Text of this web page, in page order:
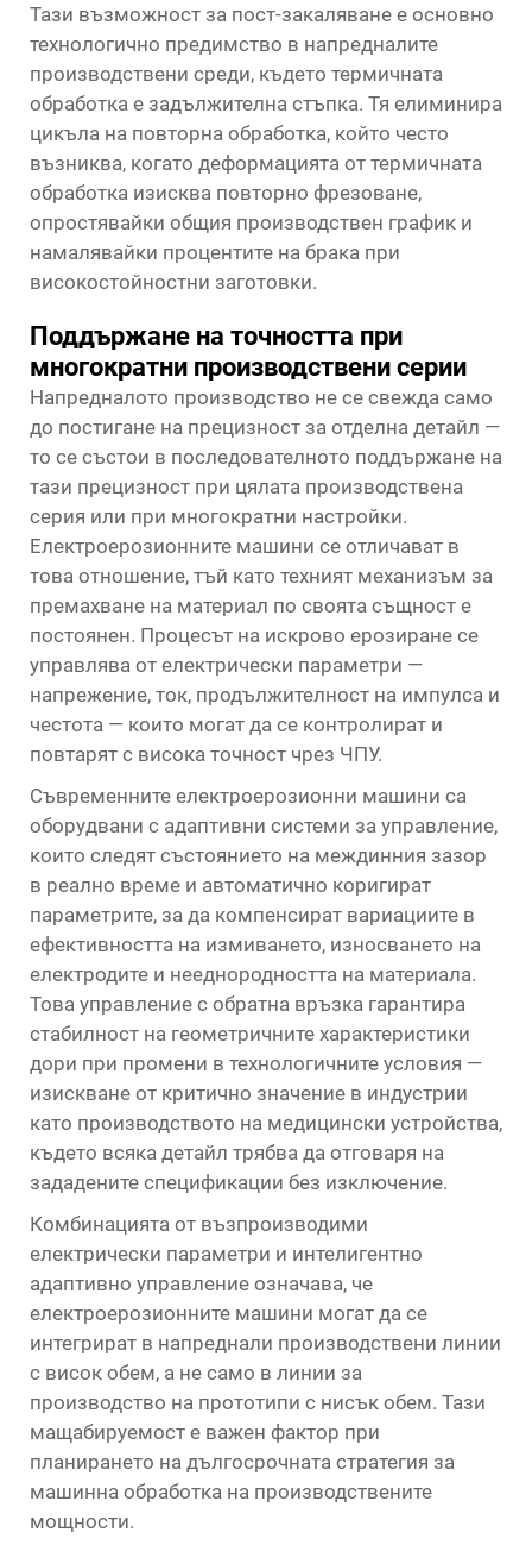
Тази възможност за пост-закаляване е основно
технологично предимство в напредналите
производствени среди, където термичната
обработка е задължителна стъпка. Тя елиминира
цикъла на повторна обработка, който често
възниква, когато деформацията от термичната
обработка изисква повторно фрезоване,
опростявайки общия производствен график и
намалявайки процентите на брака при
високостойностни заготовки.
Поддържане на точността при
многократни производствени серии
Напредналото производство не се свежда само
до постигане на прецизност за отделна детайл —
то се състои в последователното поддържане на
тази прецизност при цялата производствена
серия или при многократни настройки.
Електроерозионните машини се отличават в
това отношение, тъй като техният механизъм за
премахване на материал по своята същност е
постоянен. Процесът на искрово ерозиране се
управлява от електрически параметри —
напрежение, ток, продължителност на импулса и
честота — които могат да се контролират и
повтарят с висока точност чрез ЧПУ.
Съвременните електроерозионни машини са
оборудвани с адаптивни системи за управление,
които следят състоянието на междинния зазор
в реално време и автоматично коригират
параметрите, за да компенсират вариациите в
ефективността на измиването, износването на
електродите и нееднородността на материала.
Това управление с обратна връзка гарантира
стабилност на геометричните характеристики
дори при промени в технологичните условия —
изискване от критично значение в индустрии
като производството на медицински устройства,
където всяка детайл трябва да отговаря на
зададените спецификации без изключение.
Комбинацията от възпроизводими
електрически параметри и интелигентно
адаптивно управление означава, че
електроерозионните машини могат да се
интегрират в напреднали производствени линии
с висок обем, а не само в линии за
производство на прототипи с нисък обем. Тази
мащабируемост е важен фактор при
планирането на дългосрочната стратегия за
машинна обработка на производствените
мощности.